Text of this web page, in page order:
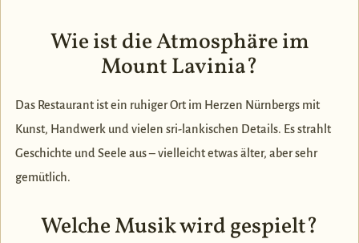
Wie ist die Atmosphäre im
Mount Lavinia?
Das Restaurant ist ein ruhiger Ort im Herzen Nürnbergs mit
Kunst, Handwerk und vielen sri-lankischen Details. Es strahlt
Geschichte und Seele aus – vielleicht etwas älter, aber sehr
gemütlich.
Welche Musik wird gespielt?